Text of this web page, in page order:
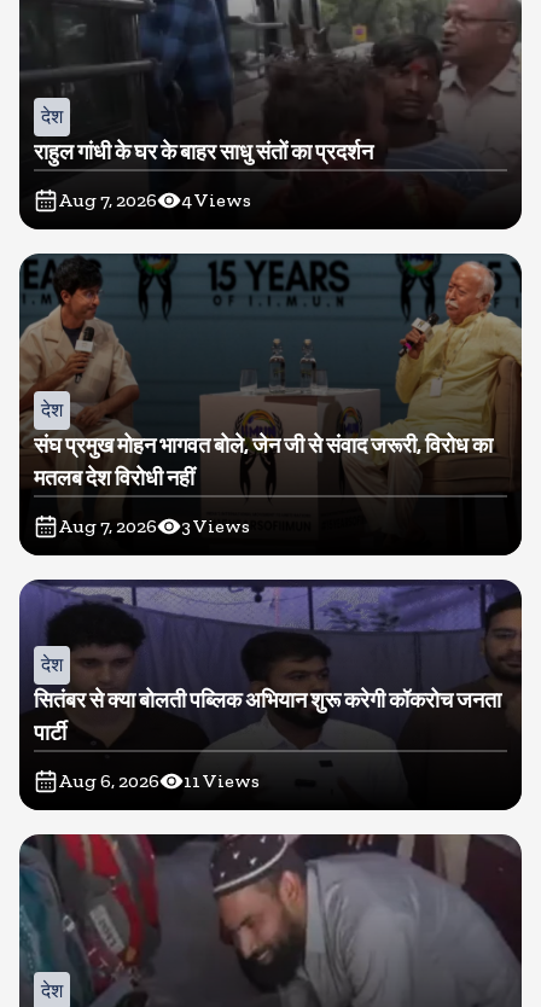
देश
राहुल गांधी के घर के बाहर साधु संतों का प्रदर्शन
Aug 7, 2026 4Views
देश
संघ प्रमुख मोहन भागवत बोले, जेन जी से संवाद जरूरी, विरोध का
मतलब देश विरोधी नहीं
Aug 7, 2026 3Views
देश
सितंबर से क्या बोलती पब्लिक अभियान शुरू करेगी कॉकरोच जनता
पार्टी
Aug 6, 2026 11 Views
देश